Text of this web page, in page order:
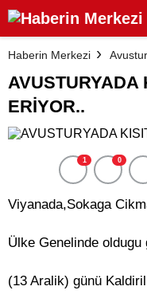
Haberin Merkezi
ERİYOR..
1 0
Viyanada,Sokaga
Ülke Genelinde oldugu
(13 Aralik) günü